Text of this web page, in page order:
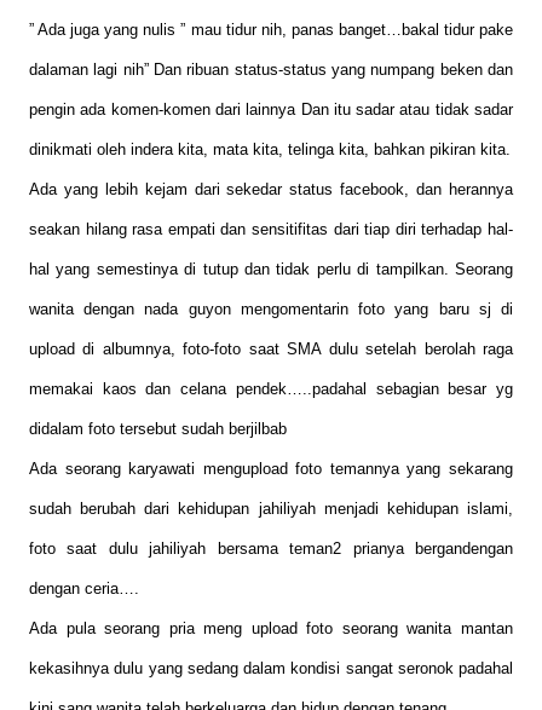
” Ada juga yang nulis ” mau tidur nih, panas banget…bakal tidur pake
dalaman lagi nih” Dan ribuan status-status yang numpang beken dan
pengin ada komen-komen dari lainnya Dan itu sadar atau tidak sadar
dinikmati oleh indera kita, mata kita, telinga kita, bahkan pikiran kita.
Ada yang lebih kejam dari sekedar status facebook, dan herannya
seakan hilang rasa empati dan sensitifitas dari tiap diri terhadap hal-
hal yang semestinya di tutup dan tidak perlu di tampilkan. Seorang
wanita dengan nada guyon mengomentarin foto yang baru sj di
upload di albumnya, foto-foto saat SMA dulu setelah berolah raga
memakai kaos dan celana pendek…..padahal sebagian besar yg
didalam foto tersebut sudah berjilbab
Ada seorang karyawati mengupload foto temannya yang sekarang
sudah berubah dari kehidupan jahiliyah menjadi kehidupan islami,
foto saat dulu jahiliyah bersama teman2 prianya bergandengan
dengan ceria….
Ada pula seorang pria meng upload foto seorang wanita mantan
kekasihnya dulu yang sedang dalam kondisi sangat seronok padahal